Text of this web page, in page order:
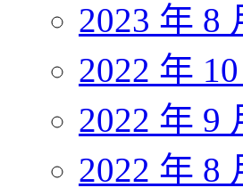
2023 年 8
2022 年 10
2022 年 9
2022 年 8